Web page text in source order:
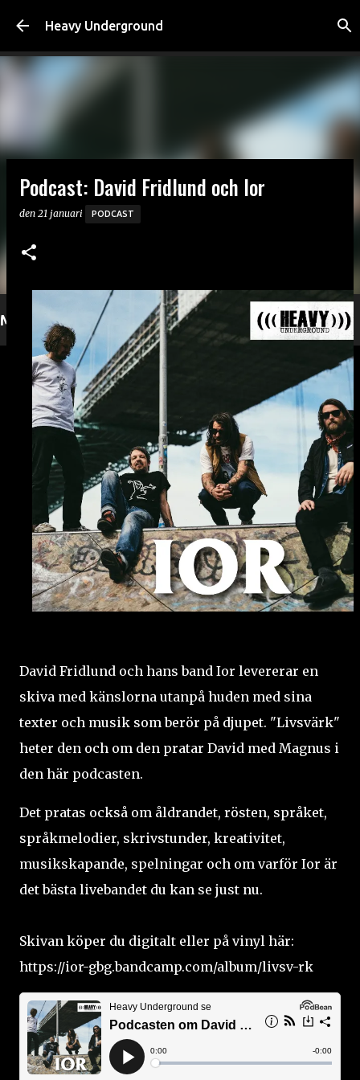
Fortsätt till huvudinnehåll
Heavy Underground
Mer läsning
Podcast: David Fridlund och Ior
den 21 januari PODCAST
David Fridlund och hans band Ior levererar en
skiva med känslorna utanpå huden med sina
texter och musik som berör på djupet. "Livsvärk"
heter den och om den pratar David med Magnus i
den här podcasten.
Det pratas också om åldrandet, rösten, språket,
språkmelodier, skrivstunder, kreativitet,
musikskapande, spelningar och om varför Ior är
det bästa livebandet du kan se just nu.
Skivan köper du digitalt eller på vinyl här:
https://ior-gbg.bandcamp.com/album/livsv-rk